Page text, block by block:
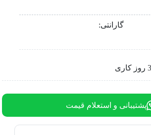
گارانتی:
پشتیبانی و استعلام قیمت